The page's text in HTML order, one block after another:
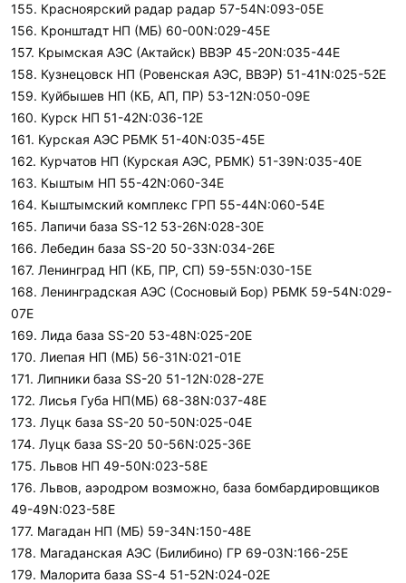
155. Красноярский радар радар 57-54N:093-05E
156. Кронштадт НП (МБ) 60-00N:029-45E
157. Крымская АЭС (Актайск) ВВЭР 45-20N:035-44E
158. Кузнецовск НП (Ровенская АЭС, ВВЭР) 51-41N:025-52E
159. Куйбышев НП (КБ, АП, ПР) 53-12N:050-09E
160. Курск НП 51-42N:036-12E
161. Курская АЭС РБМК 51-40N:035-45E
162. Курчатов НП (Курская АЭС, РБМК) 51-39N:035-40E
163. Кыштым НП 55-42N:060-34E
164. Кыштымский комплекс ГРП 55-44N:060-54E
165. Лапичи база SS-12 53-26N:028-30E
166. Лебедин база SS-20 50-33N:034-26E
167. Ленинград НП (КБ, ПР, СП) 59-55N:030-15E
168. Ленинградская АЭС (Сосновый Бор) РБМК 59-54N:029-
07E
169. Лида база SS-20 53-48N:025-20E
170. Лиепая НП (МБ) 56-31N:021-01E
171. Липники база SS-20 51-12N:028-27E
172. Лисья Губа НП(МБ) 68-38N:037-48E
173. Луцк база SS-20 50-50N:025-04E
174. Луцк база SS-20 50-56N:025-36E
175. Львов НП 49-50N:023-58E
176. Львов, аэродром возможно, база бомбардировщиков
49-49N:023-58E
177. Магадан НП (МБ) 59-34N:150-48E
178. Магаданская АЭС (Билибино) ГР 69-03N:166-25E
179. Малорита база SS-4 51-52N:024-02E